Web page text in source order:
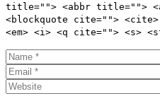
title=""> <abbr title="">
<blockquote cite="">
<em> <i> <q cite=""> <s>